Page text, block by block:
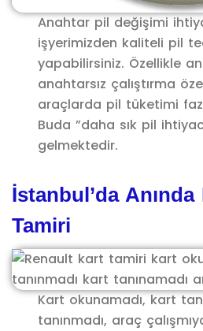
Anahtar pil değişimi
işyerimizden kaliteli pil
yapabilirsiniz. Özellikle
anahtarsız çalıştırma
araçlarda pil tüketimi
Buda ”daha sık pil
gelmektedir.
İstanbul’da
Tamiri
Kart okunamadı, kart
tanınmadı, araç